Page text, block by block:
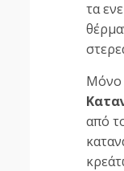
τα
Μόνο
από